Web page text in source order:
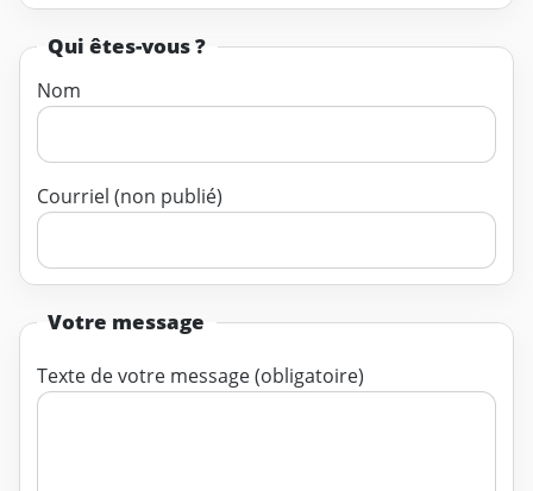
Qui êtes-vous ?
Nom
Courriel (non publié)
Votre message
Texte de votre message (obligatoire)